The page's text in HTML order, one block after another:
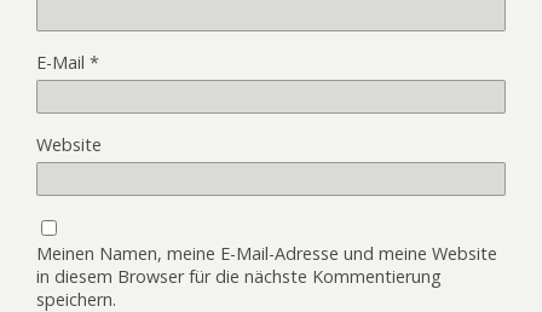
E-Mail *
Website
Meinen Namen, meine E-Mail-Adresse und meine Website
in diesem Browser für die nächste Kommentierung
speichern.